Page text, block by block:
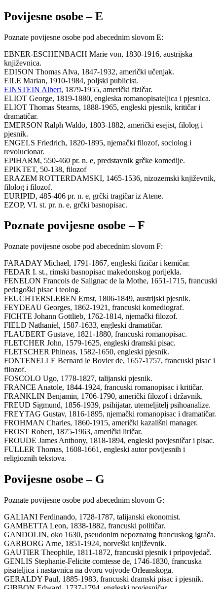
Povijesne osobe – E
Poznate povijesne osobe pod abecednim slovom E:
EBNER-ESCHENBACH Marie von, 1830-1916, austrijska
književnica.
EDISON Thomas Alva, 1847-1932, američki učenjak.
EILE Marian, 1910-1984, poljski publicist.
EINSTEIN Albert, 1879-1955, američki fizičar.
ELIOT George, 1819-1880, engleska romanopisateljica i pjesnica.
ELIOT Thomas Stearns, 1888-1965, engleski pjesnik, kritičar i
dramatičar.
EMERSON Ralph Waldo, 1803-1882, američki esejist, filolog i
pjesnik.
ENGELS Friedrich, 1820-1895, njemački filozof, sociolog i
revolucionar.
EPIHARM, 550-460 pr. n. e, predstavnik grčke komedije.
EPIKTET, 50-138, filozof
ERAZEM ROTTERDAMSKI, 1465-1536, nizozemski književnik,
filolog i filozof.
EURIPID, 485-406 pr. n. e, grčki tragičar iz Atene.
EZOP, VI. st. pr. n. e, grčki basnopisac.
Poznate povijesne osobe – F
Poznate povijesne osobe pod abecednim slovom F:
FARADAY Michael, 1791-1867, engleski fizičar i kemičar.
FEDAR I. st., rimski basnopisac makedonskog porijekla.
FENELON Francois de Salignac de la Mothe, 1651-1715, francuski
pedagoški pisac i teolog.
FEUCHTERSLEBEN Ernst, 1806-1849, austrijski pjesnik.
FEYDEAU Georges, 1862-1921, francuski komediograf.
FICHTE Johann Gottlieb, 1762-1814, njemački filozof.
FIELD Nathaniel, 1587-1633, engleski dramatičar.
FLAUBERT Gustave, 1821-1880, francuski romanopisac.
FLETCHER John, 1579-1625, engleski dramski pisac.
FLETSCHER Phineas, 1582-1650, engleski pjesnik.
FONTENELLE Bernard le Bovier de, 1657-1757, francuski pisac i
filozof.
FOSCOLO Ugo, 1778-1827, talijanski pjesnik.
FRANCE Anatole, 1844-1924, francuski romanopisac i kritičar.
FRANKLIN Benjamin, 1706-1790, američki filozof i državnik.
FREUD Sigmund, 1856-1939, psihijatar, utemeljitelj psihoanalize.
FREYTAG Gustav, 1816-1895, njemački romanopisac i dramatičar.
FROHMAN Charles, 1860-1915, američki kazališni manager.
FROST Robert, 1875-1963, američki liričar.
FROUDE James Anthony, 1818-1894, engleski povjesničar i pisac.
FULLER Thomas, 1608-1661, engleski autor povijesnih i
religioznih tekstova.
Povijesne osobe – G
Poznate povijesne osobe pod abecednim slovom G:
GALIANI Ferdinando, 1728-1787, talijanski ekonomist.
GAMBETTA Leon, 1838-1882, francuski političar.
GANDOLIN, oko 1630, pseudonim nepoznatog francuskog igrača.
GARBORG Arne, 1851-1924, norveški književnik.
GAUTIER Theophile, 1811-1872, francuski pjesnik i pripovjedač.
GENLIS Stephanie-Felicite comtesse de, 1746-1830, francuska
pisateljica i nastavnica na dvoru vojvode Orleanskoga.
GERALDY Paul, 1885-1983, francuski dramski pisac i pjesnik.